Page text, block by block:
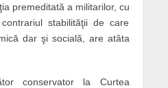
premeditată a militarilor, cu
stabilităţii de care
dar şi socială, are atâta
conservator la Curtea